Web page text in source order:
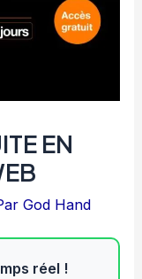
EN
God Hand
réel !